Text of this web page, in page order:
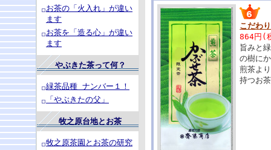
お茶の「火入れ」が違い
ます
お茶を「造る心」が違い
ます
やぶきた茶って何？
緑茶品種 ナンバー１！
「やぶきたの父」
牧之原台地とお茶
牧之原茶園とお茶の研究
こだわ
864円(
旨みと
の樹に
煎茶よ
持つお